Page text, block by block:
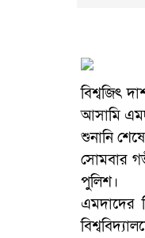
বিশ্বজিৎ
আসামি
শুনানি
সোমবার
পুলিশ।
এমদাদের